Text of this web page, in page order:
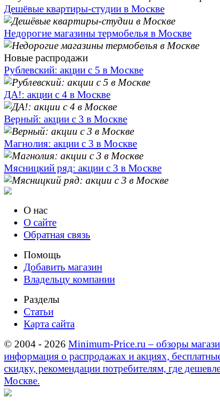
Дешёвые квартиры-студии в Москве
Недорогие магазины термобелья в Москве
Новые распродажи
Рублевский: акции с 5 в Москве
ДА!: акции с 4 в Москве
Верный: акции с 3 в Москве
Магнолия: акции с 3 в Москве
Мясницкий ряд: акции с 3 в Москве
О нас
О сайте
Обратная связь
Помощь
Добавить магазин
Владельцу компании
Разделы
Статьи
Карта сайта
© 2004 - 2026 Minimum-Price.ru – обзоры
информация о распродажах и акциях,
скидку, рекомендации потребителям, где
Москве.